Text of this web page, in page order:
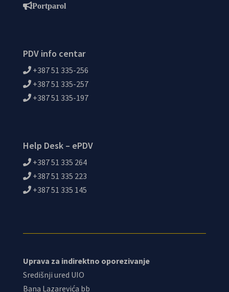
Portparol
PDV info centar
+387 51 335-256
+387 51 335-257
+387 51 335-197
Help Desk – ePDV
+387 51 335 264
+387 51 335 223
+387 51 335 145
Uprava za indirektno oporezivanje
Središnji ured UIO
Bana Lazarevića bb